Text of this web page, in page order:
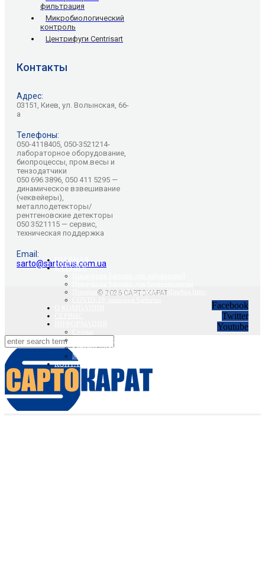
фильтрация
Микробиологический
контроль
Центрифуги Centrisart
Контакты
Адрес:
03151, Киев, ул. Волынская, 66-
а
Телефоны:
050-4118405, 050-3521214-
лабораторное оборудование,
биопроцессы, пром.весы и
тензодатчики
050 696 3896, 050 411 5295 —
динамическое взвешивание
(чеквейеры),
металлодетекторы/
рентгеновские детекторы
050 3521115 — сервис,
техническая поддержка
Email:
sarto@sartorius.com.ua
© 2026 САРТОКАРАТ
Facebook
Twitter
Youtube
ГЛАВНАЯ
КАТАЛОГ
Промышленное оборудование Minebea Intec
Вебинары Sartorius и Minebea Intec
Sartorius Видео
Minebea Intec Видео
КОНТАКТЫ